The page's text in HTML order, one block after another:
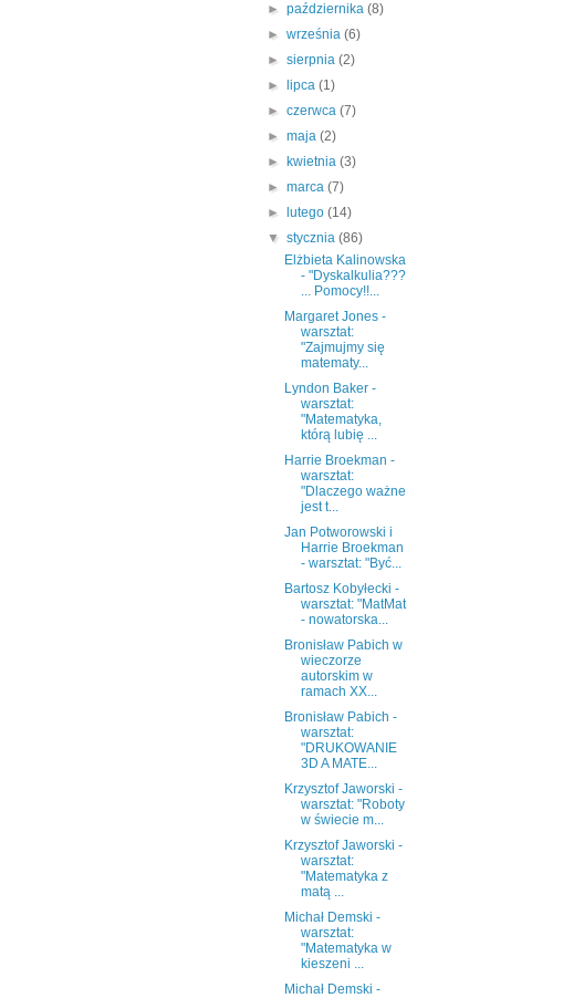
►października(8)
►września(6)
►sierpnia(2)
►
lipca(1)
►czerwca(7)
►maja(2)
►
kwietnia(3)
►marca(7)
►
lutego(14)
▼stycznia(86)
Elżbieta Kalinowska
- "Dyskalkulia???
... Pomocy!!...
Margaret Jones -
warsztat:
"Zajmujmy się
matematy...
Lyndon Baker -
warsztat:
"Matematyka,
którą lubię ...
Harrie Broekman -
warsztat:
"Dlaczego ważne
jest t...
Jan Potworowski i
Harrie Broekman
- warsztat: "Być...
Bartosz Kobyłecki -
warsztat: "MatMat
- nowatorska...
Bronisław Pabich w
wieczorze
autorskim w
ramach XX...
Bronisław Pabich -
warsztat:
"DRUKOWANIE
3D A MATE...
Krzysztof Jaworski -
warsztat: "Roboty
w świecie m...
Krzysztof Jaworski -
warsztat:
"Matematyka z
matą ...
Michał Demski -
warsztat:
"Matematyka w
kieszeni ...
Michał Demski -